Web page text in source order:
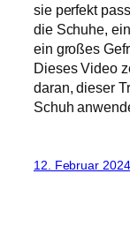
sie perfekt
die Schuhe,
ein großes
Dieses Video
daran, dieser
Schuh
12. Februar 2024